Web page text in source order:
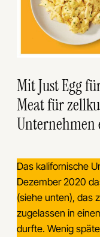
Mit Just Egg
Meat für
Unternehmen
Das kalifornische
Dezember 2020
(siehe unten), das
zugelassen in
durfte. Wenig